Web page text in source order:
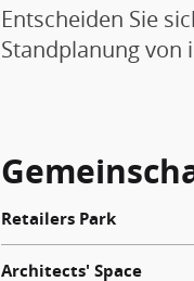
Entscheiden Sie
Standplanung von
Retailers Park
Architects' Space